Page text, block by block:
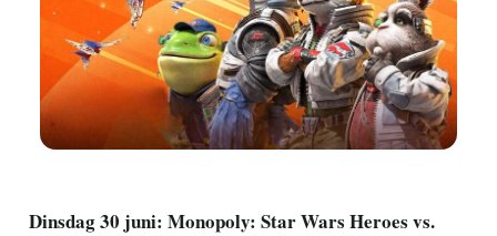
Dinsdag 30 juni: Monopoly: Star Wars Heroes vs.